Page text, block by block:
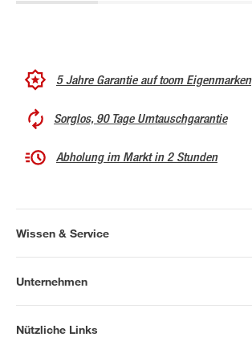
5 Jahre Garantie auf toom Eigenmarken
Sorglos, 90 Tage Umtauschgarantie
Abholung im Markt in 2 Stunden
Wissen & Service
Unternehmen
Nützliche Links